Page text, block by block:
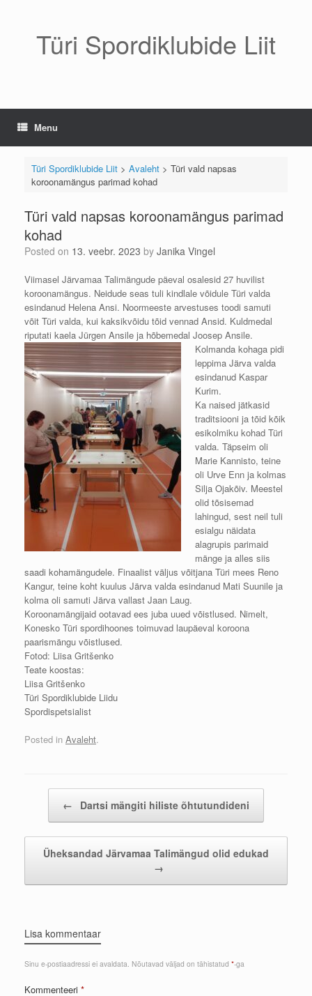
Türi Spordiklubide Liit
Menu
Türi Spordiklubide Liit> Avaleht> Türi vald napsas
koroonamängus parimad kohad
Türi vald napsas koroonamängus parimad
kohad
Posted on 13. veebr. 2023 by Janika Vingel
Viimasel Järvamaa Talimängude päeval osalesid 27 huvilist
koroonamängus. Neidude seas tuli kindlale võidule Türi valda
esindanud Helena Ansi. Noormeeste arvestuses toodi samuti
võit Türi valda, kui kaksikvõidu tõid vennad Ansid. Kuldmedal
riputati kaela Jürgen Ansile ja hõbemedal Joosep Ansile.
Kolmanda kohaga pidi
leppima Järva valda
esindanud Kaspar
Kurim.
Ka naised jätkasid
traditsiooni ja tõid kõik
esikolmiku kohad Türi
valda. Täpseim oli
Marie Kannisto, teine
oli Urve Enn ja kolmas
Silja Ojakõiv. Meestel
olid tõsisemad
lahingud, sest neil tuli
esialgu näidata
alagrupis parimaid
mänge ja alles siis
saadi kohamängudele. Finaalist väljus võitjana Türi mees Reno
Kangur, teine koht kuulus Järva valda esindanud Mati Suunile ja
kolma oli samuti Järva vallast Jaan Laug.
Koroonamängijaid ootavad ees juba uued võistlused. Nimelt,
Konesko Türi spordihoones toimuvad laupäeval koroona
paarismängu võistlused.
Fotod: Liisa Gritšenko
Teate koostas:
Liisa Gritšenko
Türi Spordiklubide Liidu
Spordispetsialist
Posted in Avaleht.
← Dartsi mängiti hiliste õhtutundideni
Üheksandad Järvamaa Talimängud olid edukad
→
Lisa kommentaar
Sinu e-postiaadressi ei avaldata. Nõutavad väljad on tähistatud *-ga
Kommenteeri *